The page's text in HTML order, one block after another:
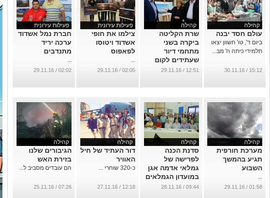
קהילה
עולם חסד יבנה
ביום ד', טו' חשוון יצאו
תלמידי כיתה ה' מב...
15:12 / 30.11.16
קהילה
שרת הקליטה
ביקרה בשני
מתחמי דיור
שעתידים לקום
בעיר
12:51 / 29.11.16
פעילות עירונית
צילמו את חופי
אשדוד ויטוסו
לפאפוס
...
02:05 / 29.11.16
פעילות עירונית
חברת נמל אשדוד
ערכה יריד
מתנדבים
...
02:02 / 29.11.16
קהילה
מערכת חורפית
תגיע בהמשך
השבוע
...
01:58 / 29.11.16
קהילה
סדנת הכנה
לפרישה של
גמלאי אדמה אגן
במועדון הגמלאים
...
09:44 / 28.11.16
קהילה
דור העתיד של חיל
האוויר
כ-320 שוחרי ...
12:18 / 27.11.16
קהילה
הגיבורים שלנו
בזירת האש
הם עובדים מסביב ל...
07:26 / 25.11.16